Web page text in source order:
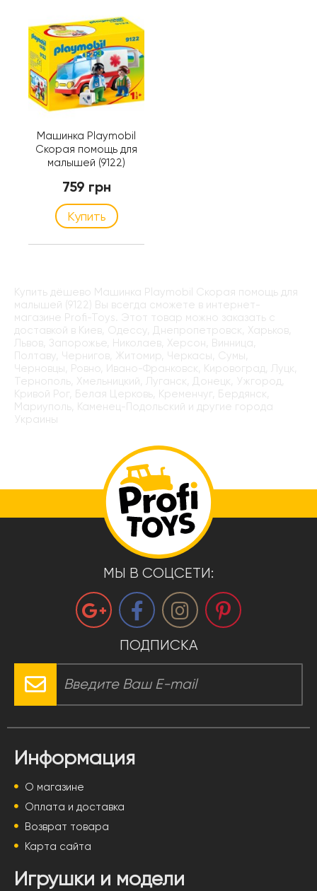
Машинка Playmobil
Скорая помощь для
малышей (9122)
759 грн
Купить
Купить дёшево Машинка Playmobil Скорая помощь для
малышей (9122) Вы всегда сможете в интернет-
магазине Profi-Toys. Этот товар можно заказать с
доставкой в Киев, Одессу, Днепропетровск, Харьков,
Львов, Запорожье, Николаев, Херсон, Винница,
Полтаву, Чернигов, Житомир, Черкасы, Сумы,
Черновцы, Ровно, Ивано-Франковск, Кировоград, Луцк,
Тернополь, Хмельницкий, Луганск, Донецк, Ужгород,
Кривой Рог, Белая Церковь, Кременчуг, Бердянск,
Мариуполь, Каменец-Подольский и другие города
Украины
МЫ В СОЦСЕТИ:
ПОДПИСКА
Информация
О магазине
Оплата и доставка
Возврат товара
Карта сайта
Игрушки и модели